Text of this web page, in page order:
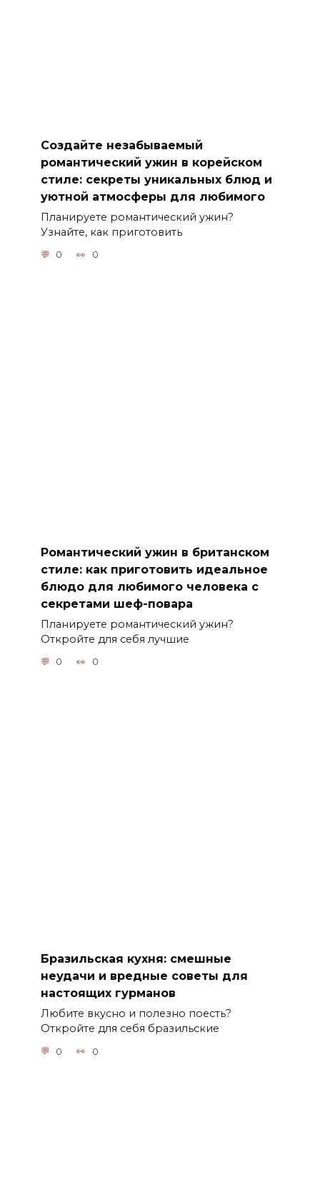
Создайте незабываемый
романтический ужин в корейском
стиле: секреты уникальных блюд и
уютной атмосферы для любимого
Планируете романтический ужин?
Узнайте, как приготовить
0 0
Романтический ужин в британском
стиле: как приготовить идеальное
блюдо для любимого человека с
секретами шеф-повара
Планируете романтический ужин?
Откройте для себя лучшие
0 0
Бразильская кухня: смешные
неудачи и вредные советы для
настоящих гурманов
Любите вкусно и полезно поесть?
Откройте для себя бразильские
0 0